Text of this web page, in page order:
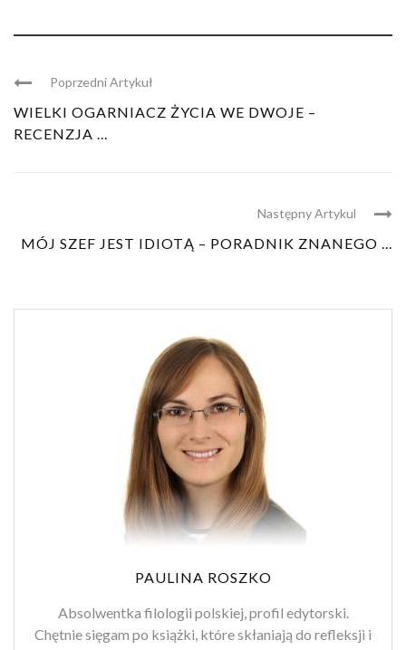
Poprzedni Artykuł
WIELKI OGARNIACZ ŻYCIA WE DWOJE –
RECENZJA ...
Następny Artykul
MÓJ SZEF JEST IDIOTĄ – PORADNIK ZNANEGO ...
PAULINA ROSZKO
Absolwentka filologii polskiej, profil edytorski.
Chętnie sięgam po książki, które skłaniają do refleksji i